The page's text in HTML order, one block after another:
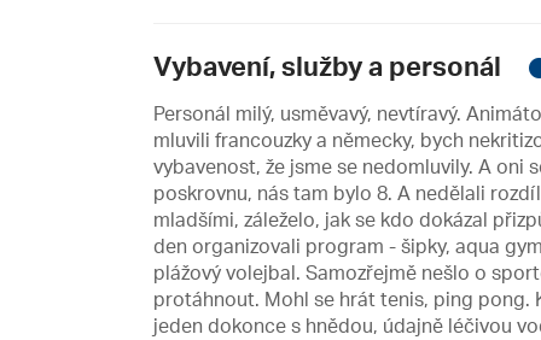
Vybavení, služby a personál
Personál milý, usměvavý, nevtíravý.
mluvili francouzky a německy, bych
vybavenost, že jsme se nedomluvily. A oni
poskrovnu, nás tam bylo 8. A nedělali
mladšími, záleželo, jak se kdo dokázal
den organizovali program - šipky, aqua
plážový volejbal. Samozřejmě nešlo o
protáhnout. Mohl se hrát tenis, ping pong.
jeden dokonce s hnědou, údajně léčivou